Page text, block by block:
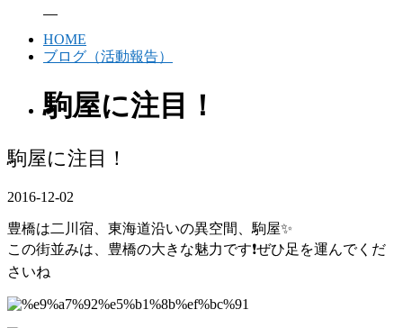
HOME
ブログ（活動報告）
駒屋に注目！
駒屋に注目！
2016-12-02
豊橋は二川宿、東海道沿いの異空間、駒屋✨
この街並みは、豊橋の大きな魅力です❗ぜひ足を運んでくだ
さいね